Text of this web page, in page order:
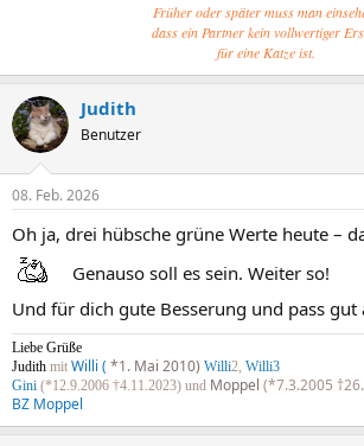
Früher oder später muss man
dass ein Partner kein vollwertiger
für eine Katze ist.
Judith
Benutzer
08. Feb. 2026
Oh ja, drei hübsche grüne Werte heute –
Genauso soll es sein. Weiter so!
Und für dich gute Besserung und pass
Liebe Grüße
Judith mit Willi ( *1. Mai 2010) Willi2, Willi3
Gini (*12.9.2006 †4.11.2023) und Moppel (*7.3.2005
BZ Moppel